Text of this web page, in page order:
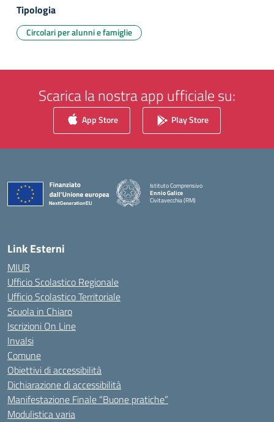
Tipologia
Circolari per alunni e famiglie
Scarica la nostra app ufficiale su:
App Store Play Store
Istituto Comprensivo
Ennio Galice
Civitavecchia (RM)
Link Esterni
MIUR
Ufficio Scolastico Regionale
Ufficio Scolastico Territoriale
Scuola in Chiaro
Iscrizioni On Line
Invalsi
Comune
Obiettivi di accessibilità
Dichiarazione di accessibilità
Manifestazione Finale “Buone pratiche”
Modulistica varia